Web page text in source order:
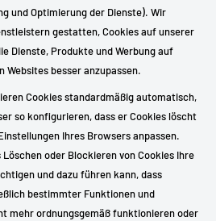
und Optimierung der Dienste). Wir
gestatten, Cookies auf unserer
Dienste, Produkte und Werbung auf
Websites besser anzupassen.
Cookies standardmäßig automatisch,
so konfigurieren, dass er Cookies löscht
Ihres Browsers anpassen.
oder Blockieren von Cookies Ihre
und dazu führen kann, dass
bestimmter Funktionen und
mehr ordnungsgemäß funktionieren oder